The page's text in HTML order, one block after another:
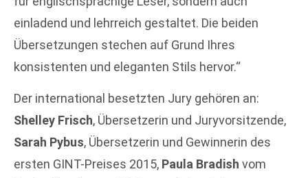
einladend und lehrreich gestaltet. Die beiden
Übersetzungen stechen auf Grund Ihres
konsistenten und eleganten Stils hervor.“
Der international besetzten Jury gehören an:
Shelley Frisch, Übersetzerin und Juryvorsitzende,
Sarah Pybus, Übersetzerin und Gewinnerin des
ersten GINT-Preises 2015, Paula Bradish vom